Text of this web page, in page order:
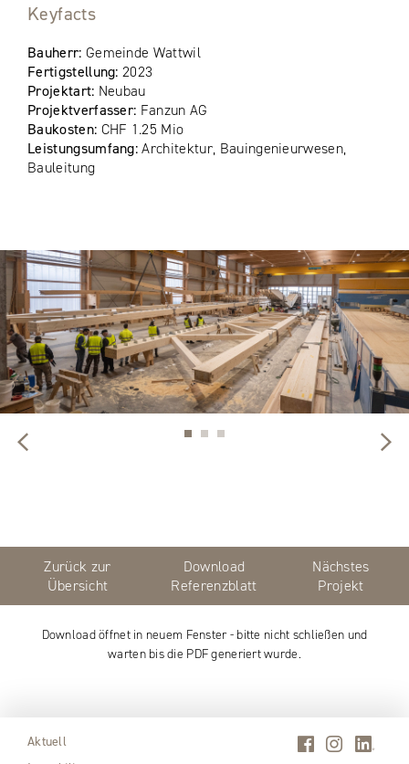
Keyfacts
Bauherr: Gemeinde Wattwil
Fertigstellung:2023
Projektart: Neubau
Projektverfasser: Fanzun AG
Baukosten: CHF 1.25 Mio
Leistungsumfang:Architektur, Bauingenieurwesen,
Bauleitung
Zurück zur
Übersicht
Download
Referenzblatt
Nächstes
Projekt
Download öffnet in neuem Fenster - bitte nicht schließen und
warten bis die PDF generiert wurde.
Aktuell